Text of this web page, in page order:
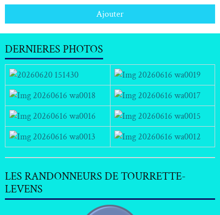
Ajouter
DERNIERES PHOTOS
LES RANDONNEURS DE TOURRETTE-
LEVENS